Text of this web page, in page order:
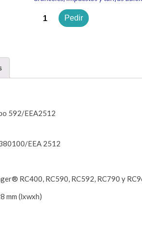
Cantidad Pedir
592/EEA2512
EEA 2512
RC400, RC590, RC592, RC790 y
mm (lxwxh)